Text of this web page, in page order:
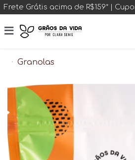
Frete Grátis acima de R$159* |
Granolas